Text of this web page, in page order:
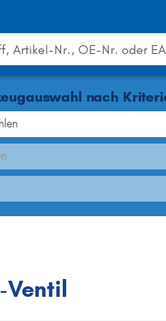
nach
Ventil